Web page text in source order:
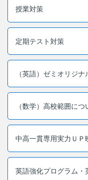
お客様サポート(手続
カテゴリーから
お問い合わせ窓
他の講座のよくある
進研ゼミ 小学講
進研ゼミ 中学講
授業対策
定期テスト対策
（英語）ゼミオリジナ
（数学）高校範囲につ
中高一貫専用実力ＵＰ
英語強化プログラム・